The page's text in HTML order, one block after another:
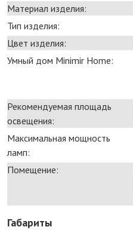
Материал изделия:
Тип изделия:
Цвет изделия:
Умный дом Minimir Home:
Рекомендуемая площадь
освещения:
Максимальная мощность
ламп:
Помещение:
Габариты